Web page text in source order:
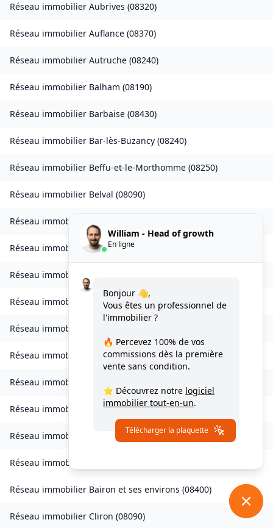
Réseau immobilier Aubrives (08320)
Réseau immobilier Auflance (08370)
Réseau immobilier Autruche (08240)
Réseau immobilier Balham (08190)
Réseau immobilier Barbaise (08430)
Réseau immobilier Bar-lès-Buzancy (08240)
Réseau immobilier Beffu-et-le-Morthomme (08250)
Réseau immobilier Belval (08090)
Réseau immobilier
Réseau immobilierBourcq (08400
Réseau immobilier
Réseau immobilier Brévilly( 08140)
Réseau immobilier
Réseau immobilier Chagny(08430)
Réseau immobilier
Réseau immobilier Chardeny(08400)
Réseau immobilier Chatel-Chéhéry(08250)
Réseau immobilier
Réseau immobilier Bairon et ses environs (08400)
Réseau immobilier Cliron (08090)
William - Head of growth
En ligne
Bonjour 👋,
Vous êtes un professionnel de
l'immobilier ?
🔥 Percevez 100% de vos
commissions dès la première
vente sans condition.
⭐ Découvrez notre logiciel
immobilier tout-en-un.
Télécharger la plaquette